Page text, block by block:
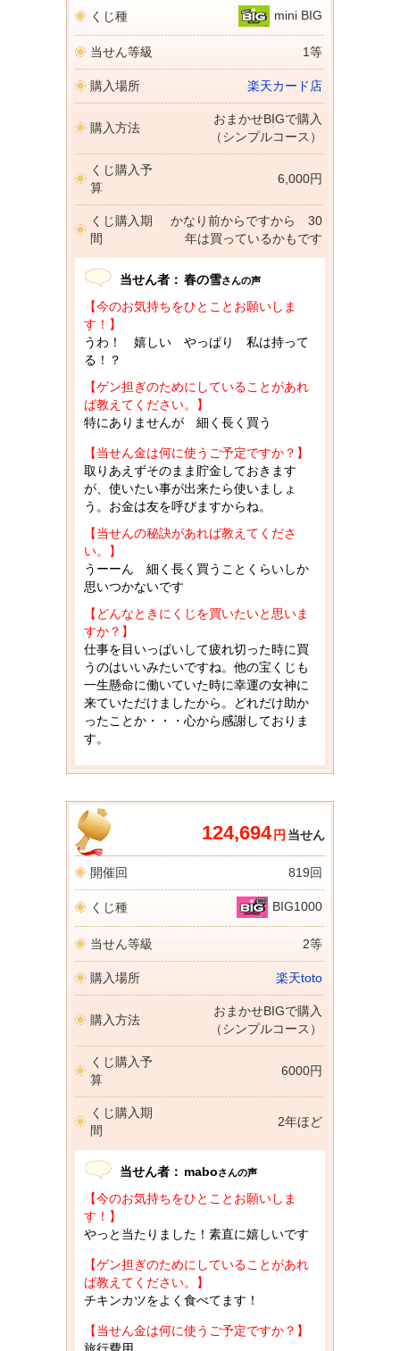
くじ種 mini BIG
当せん等級 1等
購入場所 楽天カード店
購入方法
おまかせBIGで購入
（シンプルコース）
くじ購入予
算
6,000円
くじ購入期
間
かなり前からですから 30
年は買っているかもです
当せん者： 春の雪さんの声
【今のお気持ちをひとことお願いしま
す！】
うわ！ 嬉しい やっぱり 私は持って
る！？
【ゲン担ぎのためにしていることがあれ
ば教えてください。】
特にありませんが 細く長く買う
【当せん金は何に使うご予定ですか？】
取りあえずそのまま貯金しておきます
が、使いたい事が出来たら使いましょ
う。お金は友を呼びますからね。
【当せんの秘訣があれば教えてくださ
い。】
うーーん 細く長く買うことくらいしか
思いつかないです
【どんなときにくじを買いたいと思いま
すか？】
仕事を目いっぱいして疲れ切った時に買
うのはいいみたいですね。他の宝くじも
一生懸命に働いていた時に幸運の女神に
来ていただけましたから。どれだけ助か
ったことか・・・心から感謝しておりま
す。
124,694 円 当せん
開催回 819回
くじ種 BIG1000
当せん等級 2等
購入場所 楽天toto
購入方法
おまかせBIGで購入
（シンプルコース）
くじ購入予
算
6000円
くじ購入期
間
2年ほど
当せん者： maboさんの声
【今のお気持ちをひとことお願いしま
す！】
やっと当たりました！素直に嬉しいです
【ゲン担ぎのためにしていることがあれ
ば教えてください。】
チキンカツをよく食べてます！
【当せん金は何に使うご予定ですか？】